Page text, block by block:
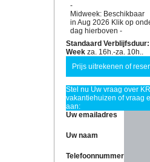
-
Midweek: Beschikbaar
in Aug 2026 Klik op
dag hierboven -
Standaard Verblijfsduur:
Week za. 16h.-za. 10h..
Stel nu Uw vraag over
vakantiehuizen of vraag
aan:
Uw emailadres
Uw naam
Telefoonnummer